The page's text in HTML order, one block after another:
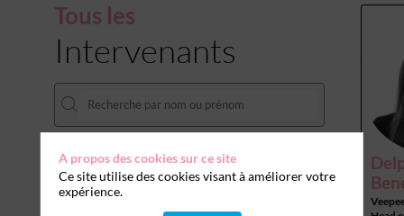
Tous les
Intervenants
A propos des cookies sur ce site
Ce site utilise des cookies visant à améliorer votre
expérience.